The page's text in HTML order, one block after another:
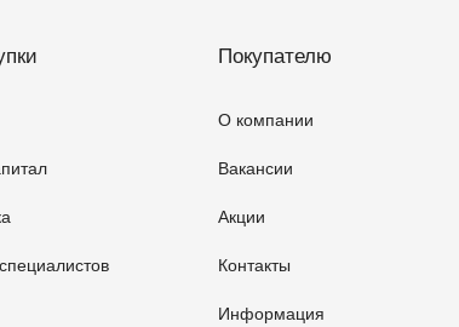
Покупателю
О компании
Вакансии
Акции
Контакты
Информация